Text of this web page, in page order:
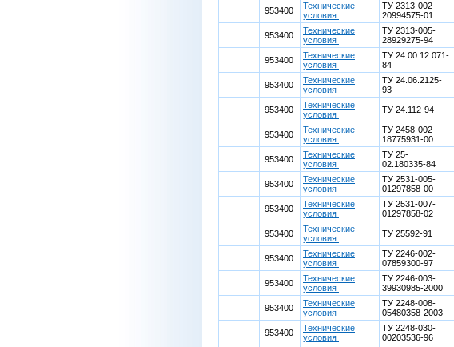
953400
Технические
условия
ТУ 2313-002-
20994575-01
953400
Технические
условия
ТУ 2313-005-
28929275-94
953400
Технические
условия
ТУ 24.00.12.071-
84
953400
Технические
условия
ТУ 24.06.2125-
93
953400
Технические
условия
ТУ 24.112-94
953400
Технические
условия
ТУ 2458-002-
18775931-00
953400
Технические
условия
ТУ 25-
02.180335-84
953400
Технические
условия
ТУ 2531-005-
01297858-00
953400
Технические
условия
ТУ 2531-007-
01297858-02
953400
Технические
условия
ТУ 25592-91
953400
Технические
условия
ТУ 2246-002-
07859300-97
953400
Технические
условия
ТУ 2246-003-
39930985-2000
953400
Технические
условия
ТУ 2248-008-
05480358-2003
953400
Технические
условия
ТУ 2248-030-
00203536-96